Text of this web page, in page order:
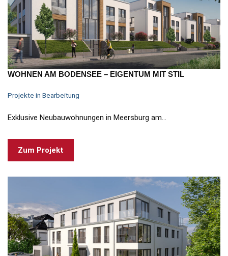
WOHNEN AM BODENSEE – EIGENTUM MIT STIL
Projekte in Bearbeitung
Exklusive Neubauwohnungen in Meersburg am…
Zum Projekt